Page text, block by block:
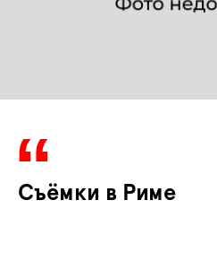
Съёмки в Риме